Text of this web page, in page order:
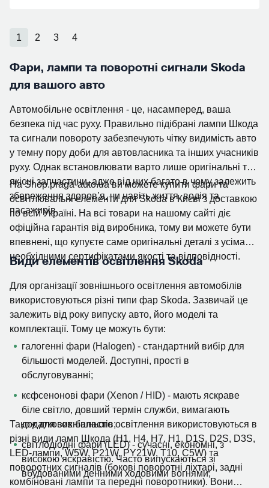
1 2 3 4
Фари, лампи та поворотні сигнали Skoda
для вашого авто
Автомобільне освітлення - це, насамперед, ваша
безпека під час руху. Правильно підібрані лампи Шкода
та сигнали повороту забезпечують чітку видимість авто
у темну пору доби для автовласника та інших учасників
руху. Однак встановлювати варто лише оригінальні та
якісні запчастини, адже від них багато в чому залежить
збереження здоров’я, чи навіть життя, водія та
пасажирів.
На Shop.praga-auto.ua ви можете купити фари та
освітлювальні елементи для Skoda в Києві з доставкою
по всій Україні. На всі товари на нашому сайті діє
офіційна гарантія від виробника, тому ви можете бути
впевнені, що купуєте саме оригінальні деталі з усіма
необхідними сертифікатами якості та відповідності.
Види елементів освітлення Skoda
Для організації зовнішнього освітлення автомобілів
використовуються різні типи фар Skoda. Зазвичай це
залежить від року випуску авто, його моделі та
комплектації. Тому це можуть бути:
галогенні фари (Halogen) - стандартний вибір для
більшості моделей. Доступні, прості в
обслуговуванні;
кєфсенонові фари (Xenon / HID) - мають яскраве
біле світло, довший термін служби, вимагають
додаткових баластів;
світлодіодні фари (LED) - сучасні, економні, з
високою яскравістю. Часто випускаються зі
вбудованими денними ходовими вогнями;
Також для зовнішнього освітлення використовуються в
різні види ламп Шкода (H1, H4, H7, H1, D1S, D2S, D3S,
LED-лампи, W5W, P21W, PY21W, T10, C5W) та
поворотних сигналів (бокові поворотні ліхтарі, задні
комбіновані лампи та передні поворотники). Вони